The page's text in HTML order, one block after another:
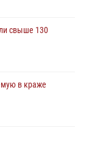
свыше 130
в краже